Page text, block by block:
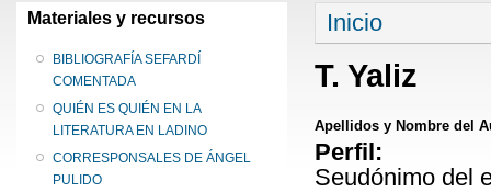
Materiales y recursos
BIBLIOGRAFÍA SEFARDÍ
COMENTADA
QUIÉN ES QUIÉN EN LA
LITERATURA EN LADINO
CORRESPONSALES DE ÁNGEL
PULIDO
Se encuentra
Inicio
T. Yaliz
Apellidos y Nombre del
Perfil:
Seudónimo del